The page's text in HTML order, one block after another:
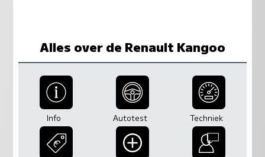
Alles over de Renault Kangoo
Info Autotest Techniek